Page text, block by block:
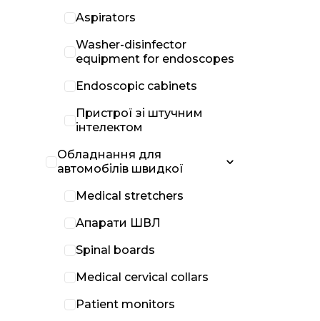
Aspirators
Washer-disinfector
equipment for endoscopes
Endoscopic cabinets
Пристрої зі штучним
інтелектом
Обладнання для
автомобілів швидкої
Medical stretchers
Апарати ШВЛ
Spinal boards
Medical cervical collars
Patient monitors